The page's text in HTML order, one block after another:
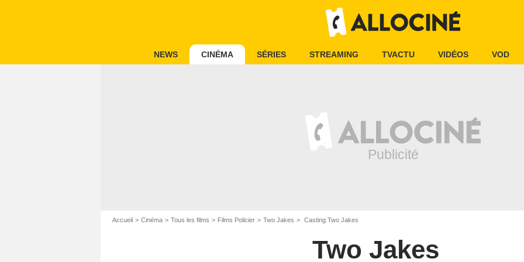
NEWS CINÉMA SÉRIES STREAMING TVACTU VIDÉOS VOD
Accueil Cinéma Tous les films Films Policier Two Jakes Casting Two Jakes
Two Jakes